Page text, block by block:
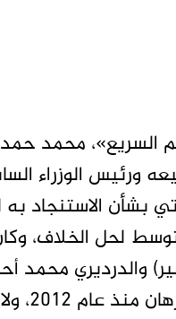
السريع»، محمد
ورئيس الوزراء
بشأن الاستنجاد به
لحل الخلاف،
والدرديري محمد
أي علاقة به».